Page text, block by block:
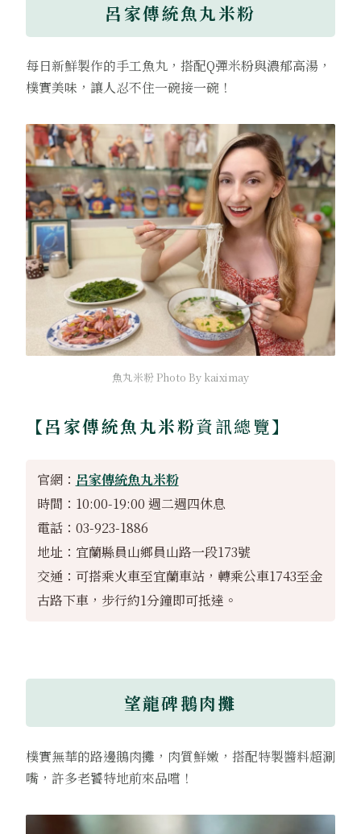
呂家傳統魚丸米粉
每日新鮮製作的手工魚丸，搭配Q彈米粉與濃郁高湯，
樸實美味，讓人忍不住一碗接一碗！
魚丸米粉 Photo By kaiximay
【呂家傳統魚丸米粉資訊總覽】
官網： 呂家傳統魚丸米粉
時間：10:00-19:00 週二週四休息
電話：03-923-1886
地址：宜蘭縣員山鄉員山路一段173號
交通：可搭乘火車至宜蘭車站，轉乘公車1743至金
古路下車，步行約1分鐘即可抵達。
望龍碑鵝肉攤
樸實無華的路邊鵝肉攤，肉質鮮嫩，搭配特製醬料超涮
嘴，許多老饕特地前來品嚐！